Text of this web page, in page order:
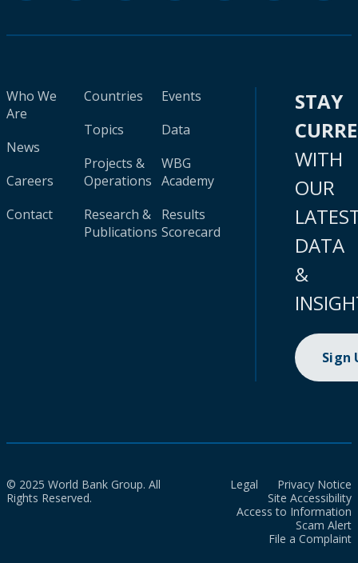
Who We
Are
News
Careers
Contact
Countries
Topics
Projects &
Operations
Research &
Publications
Events
Data
WBG
Academy
Results
Scorecard
STAY
WITH
OUR
DATA
&
Sign
© 2025 World Bank Group. All
Rights Reserved.
Legal
Privacy Notice
Site Accessibility
Access to Information
Scam Alert
File a Complaint